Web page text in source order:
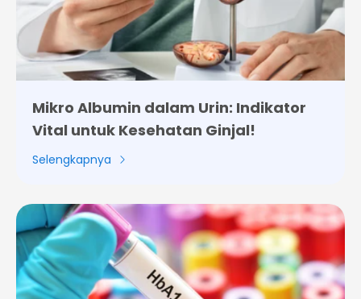
Mikro Albumin dalam Urin: Indikator
Vital untuk Kesehatan Ginjal!
Selengkapnya